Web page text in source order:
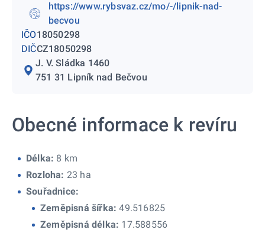
https://www.rybsvaz.cz/mo/-/lipnik-nad-
becvou
IČO18050298
DIČCZ18050298
J. V. Sládka 1460
751 31 Lipník nad Bečvou
Obecné informace k revíru
Délka: 8 km
Rozloha: 23 ha
Souřadnice:
Zeměpisná šířka: 49.516825
Zeměpisná délka: 17.588556